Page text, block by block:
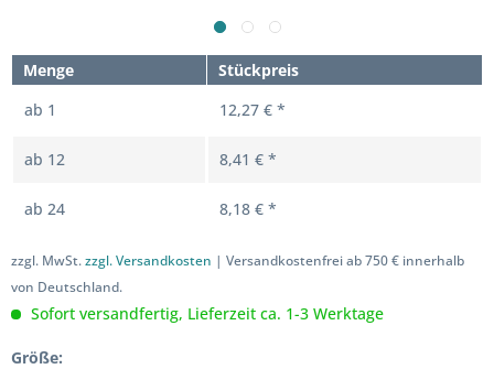
Menge
Stückpreis
ab 1 12,27 € *
ab 12 8,41 € *
ab 24 8,18 € *
zzgl. MwSt.zzgl. Versandkosten | Versandkostenfrei ab 750 € innerhalb
von Deutschland.
Sofort versandfertig, Lieferzeit ca. 1-3 Werktage
Größe: